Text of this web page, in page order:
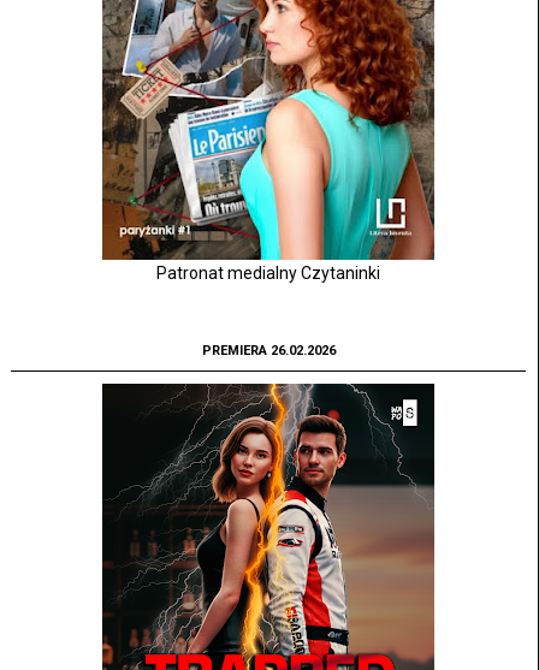
Patronat medialny Czytaninki
PREMIERA 26.02.2026